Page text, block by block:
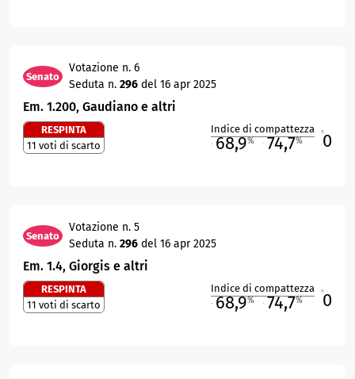
Senato
Votazione n. 6
Seduta n. 296 del 16 apr 2025
Em. 1.200, Gaudiano e altri
RESPINTA
11 voti di scarto
Indice di compattezza
68,9% 74,7% 0
Senato
Votazione n. 5
Seduta n. 296 del 16 apr 2025
Em. 1.4, Giorgis e altri
RESPINTA
11 voti di scarto
Indice di compattezza
68,9% 74,7% 0